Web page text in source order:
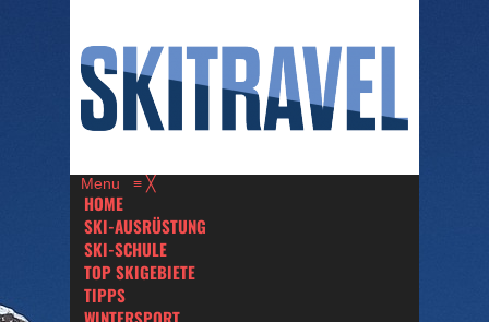
Menu ≡ ╳
HOME
SKI-AUSRÜSTUNG
SKI-SCHULE
TOP SKIGEBIETE
TIPPS